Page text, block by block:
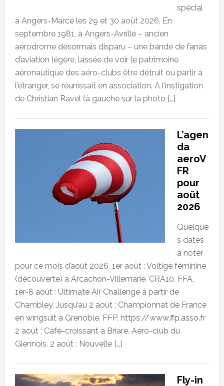
spécial
à Angers-Marcé les 29 et 30 août 2026. En
septembre 1981, à Angers-Avrillé – ancien
aérodrome désormais disparu – une bande de fanas
d’aviation légère, lassée de voir le patrimoine
aéronautique des aéro-clubs être détruit ou partir à
l’étranger, se réunissait en association. A l’instigation
de Christian Ravel (à gauche sur la photo […]
L’agen
da
aeroV
FR
pour
août
2026
Quelque
s dates
à noter
pour ce mois d’août 2026. 1er août : Voltige féminine
(découverte) à Arcachon-Villemarie. CRA10. FFA.
1er-8 août : Ultimate Air Challenge à partir de
Chambley. Jusqu’au 2 août : Championnat de France
en wingsuit à Grenoble. FFP. https://www.ffp.asso.fr
2 août : Café-croissant à Briare. Aéro-club du
Giennois. 2 août : Nouvelle […]
Fly-in